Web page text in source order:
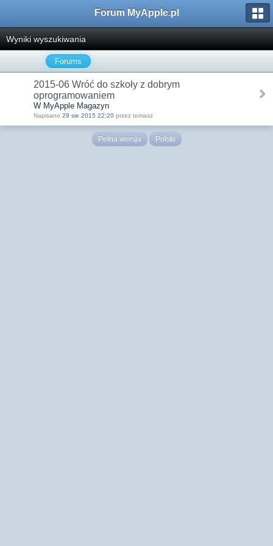
Forum MyApple.pl
Wyniki wyszukiwania
Forums
2015-06 Wróć do szkoły z dobrym
oprogramowaniem
W MyApple Magazyn
Napisano 29 sie 2015 22:20 przez tomasz
Pełna wersja Polski